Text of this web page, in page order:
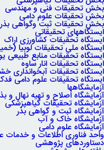
بخش تحقیقات فنی و مهندسی
بخش تحقیقات علوم دامی
بخش تحقیقات ثبت وگواهی بذر
ایستگاههای تحقیقاتی
ایستگاه تحقیقات کشاورزی اراک
ایستگاه ملی تحقیقات لوبیا
ایستگاه تحقیقات منابع
ایستگاه تحقیقات انار ساوه
ایستگاه تحقیقات آبخوانداری
ایستگاه تحقیقات علوم دامی
آزمایشگاهها
آزمایشگاه اصلاح و تهیه نهال و
آزمایشگاه تحقیقات گیاهپزشکی
آزمایشگاه ثبت و گواهی بذر
آزمایشگاه خاک و آب
آزمایشگاه علوم دامی
واحد فناوری اطلاعات و خدمات
دستاوردهای پژوهشی